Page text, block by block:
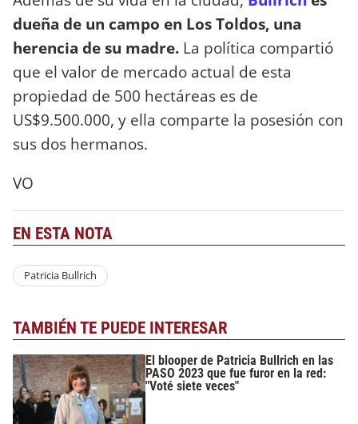
dueña de un campo en Los Toldos, una
herencia de su madre. La política compartió
que el valor de mercado actual de esta
propiedad de 500 hectáreas es de
US$9.500.000, y ella comparte la posesión con
sus dos hermanos.
VO
EN ESTA NOTA
Patricia Bullrich
TAMBIÉN TE PUEDE INTERESAR
El blooper de Patricia Bullrich en las
PASO 2023 que fue furor en la red:
"Voté siete veces"